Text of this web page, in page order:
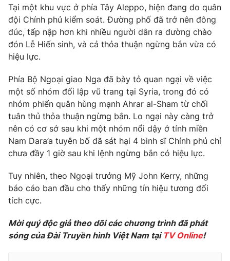
Phim VTV
Hậu trường
Nhân vật
Giải sao mai
Giải trí
Điện ảnh
Âm nhạc
Sao
Đời sống
Làm đẹp
Chất lượng cuộc sống
Giáo dục
Tuyển sinh
Học trực tuyến
Công nghệ
Hitech Công nghệ tương lai
Sản phẩm
Tư vấn
Giao lưu trực tuyến
Chuyên mục khác
Emagazine Podcast
Tại một khu vực ở phía Tây Aleppo, hiện đang do quân
đội Chính phủ kiểm soát. Đường phố đã trở nên đông
đúc, tấp nập hơn khi nhiều người dân ra đường chào
đón Lễ Hiến sinh, và cả thỏa thuận ngừng bắn vừa có
hiệu lực.
Phía Bộ Ngoại giao Nga đã bày tỏ quan ngại về việc
một số nhóm đối lập vũ trang tại Syria, trong đó có
nhóm phiến quân hùng mạnh Ahrar al-Sham từ chối
tuân thủ thỏa thuận ngừng bắn. Lo ngại này càng trở
nên có cơ sở sau khi một nhóm nổi dậy ở tỉnh miền
Nam Dara’a tuyên bố đã sát hại 4 binh sĩ Chính phủ chỉ
chưa đầy 1 giờ sau khi lệnh ngừng bắn có hiệu lực.
Tuy nhiên, theo Ngoại trưởng Mỹ John Kerry, những
báo cáo ban đầu cho thấy những tín hiệu tương đối
tích cực.
Mời quý độc giả theo dõi các chương trình đã phát
sóng của Đài Truyền hình Việt Nam tại TV Online!